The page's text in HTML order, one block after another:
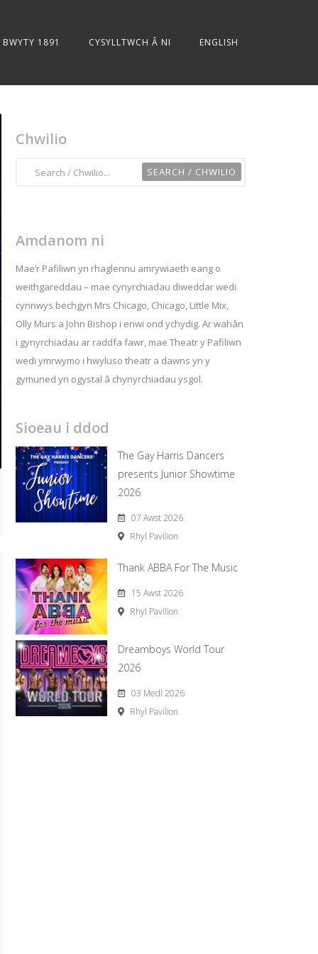
BWYTY 1891 CYSYLLTWCH Â NI ENGLISH
Chwilio
Amdanom ni
Mae’r Pafiliwn yn rhaglennu amrywiaeth eang o
weithgareddau – mae cynyrchiadau diweddar wedi
cynnwys bechgyn Mrs Chicago, Chicago, Little Mix,
Olly Murs a John Bishop i enwi ond ychydig. Ar wahân
i gynyrchiadau ar raddfa fawr, mae Theatr y Pafiliwn
wedi ymrwymo i hwyluso theatr a dawns yn y
gymuned yn ogystal â chynyrchiadau ysgol.
Sioeau i ddod
The Gay Harris Dancers
presents Junior Showtime
2026
07 Awst 2026
Rhyl Pavilion
Thank ABBA For The Music
15 Awst 2026
Rhyl Pavilion
Dreamboys World Tour
2026
03 Medi 2026
Rhyl Pavilion